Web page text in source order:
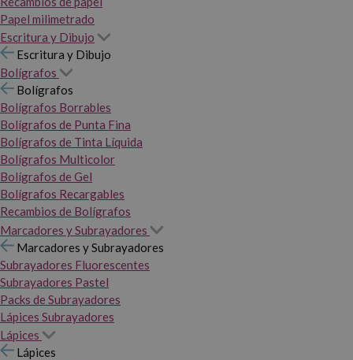
Papel milimetrado
Escritura y Dibujo
Escritura y Dibujo
Bolígrafos
Bolígrafos
Bolígrafos Borrables
Bolígrafos de Punta Fina
Bolígrafos de Tinta Líquida
Bolígrafos Multicolor
Bolígrafos de Gel
Bolígrafos Recargables
Recambios de Bolígrafos
Marcadores y Subrayadores
Marcadores y Subrayadores
Subrayadores Fluorescentes
Subrayadores Pastel
Packs de Subrayadores
Lápices Subrayadores
Lápices
Lápices